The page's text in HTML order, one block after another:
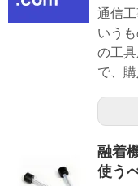
通信
いう
の工
で、
融着
使う